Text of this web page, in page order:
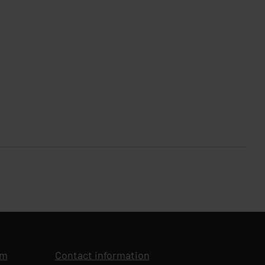
Opens in new tabContact information